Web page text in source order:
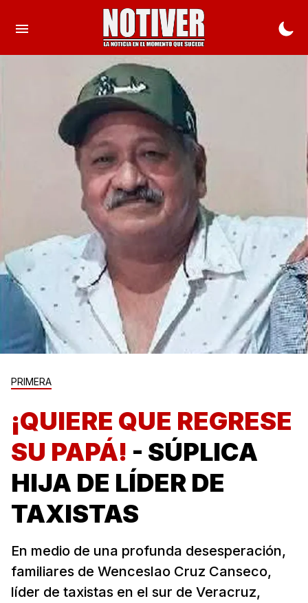
PRIMERA
¡QUIERE QUE REGRESE
SU PAPÁ! - SÚPLICA
HIJA DE LÍDER DE
TAXISTAS
En medio de una profunda desesperación,
familiares de Wenceslao Cruz Canseco,
líder de taxistas en el sur de Veracruz,